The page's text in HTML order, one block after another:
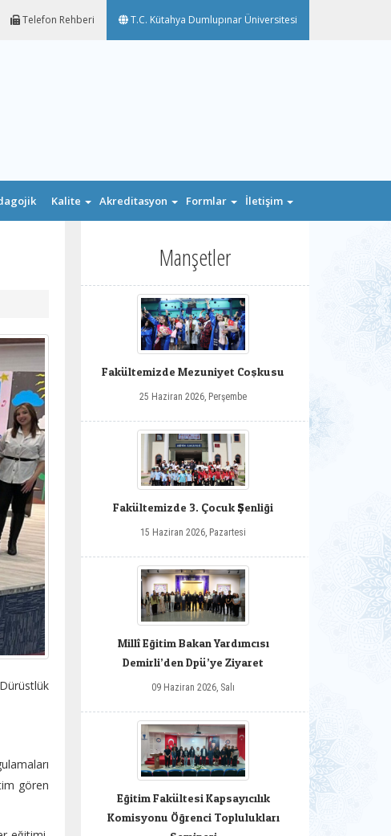
Telefon Rehberi T.C. Kütahya Dumlupınar Üniversitesi
Kalite Akreditasyon Formlar İletişim
gören
Manşetler
Fakültemizde Mezuniyet Coşkusu
25 Haziran 2026, Perşembe
Fakültemizde 3. Çocuk Şenliği
15 Haziran 2026, Pazartesi
Millî Eğitim Bakan Yardımcısı
Demirli’den Dpü’ye Ziyaret
09 Haziran 2026, Salı
Eğitim Fakültesi Kapsayıcılık
Komisyonu Öğrenci Toplulukları